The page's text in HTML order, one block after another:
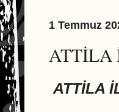
1 Temmuz
ATTİLA
ATTİLA